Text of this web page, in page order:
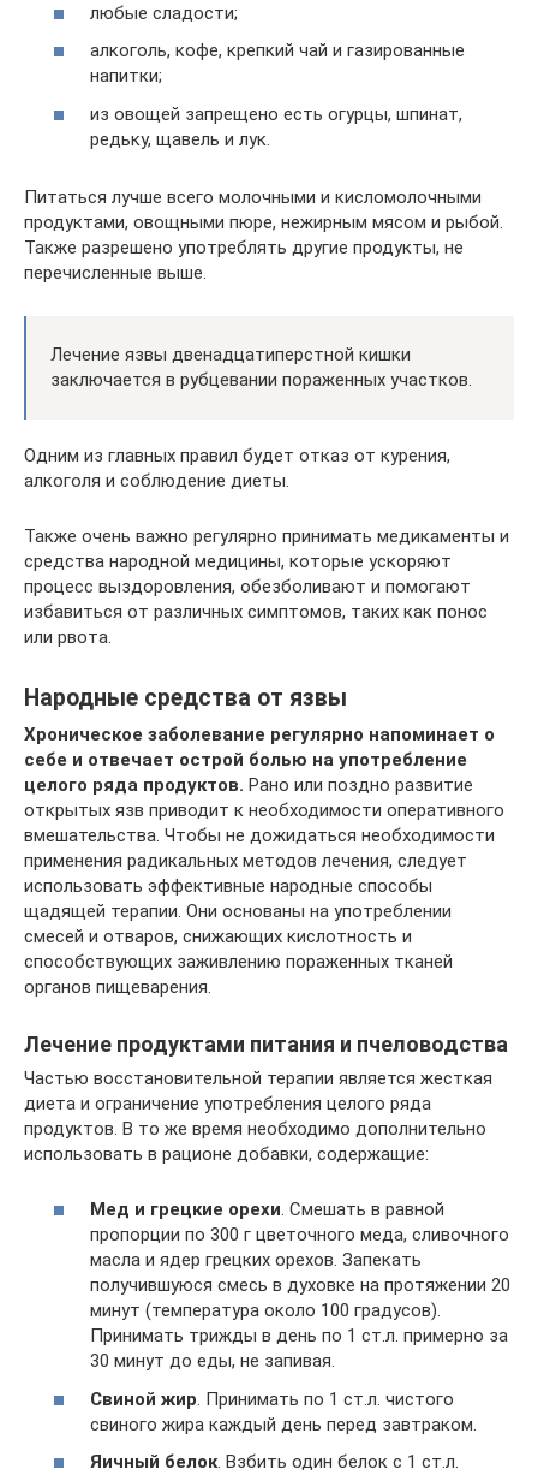
любые сладости;
алкоголь, кофе, крепкий чай и газированные
напитки;
из овощей запрещено есть огурцы, шпинат,
редьку, щавель и лук.
Питаться лучше всего молочными и кисломолочными
продуктами, овощными пюре, нежирным мясом и рыбой.
Также разрешено употреблять другие продукты, не
перечисленные выше.
Лечение язвы двенадцатиперстной кишки
заключается в рубцевании пораженных участков.
Одним из главных правил будет отказ от курения,
алкоголя и соблюдение диеты.
Также очень важно регулярно принимать медикаменты и
средства народной медицины, которые ускоряют
процесс выздоровления, обезболивают и помогают
избавиться от различных симптомов, таких как понос
или рвота.
Народные средства от язвы
Хроническое заболевание регулярно напоминает о
себе и отвечает острой болью на употребление
целого ряда продуктов. Рано или поздно развитие
открытых язв приводит к необходимости оперативного
вмешательства. Чтобы не дожидаться необходимости
применения радикальных методов лечения, следует
использовать эффективные народные способы
щадящей терапии. Они основаны на употреблении
смесей и отваров, снижающих кислотность и
способствующих заживлению пораженных тканей
органов пищеварения.
Лечение продуктами питания и пчеловодства
Частью восстановительной терапии является жесткая
диета и ограничение употребления целого ряда
продуктов. В то же время необходимо дополнительно
использовать в рационе добавки, содержащие:
Мед и грецкие орехи. Смешать в равной
пропорции по 300 г цветочного меда, сливочного
масла и ядер грецких орехов. Запекать
получившуюся смесь в духовке на протяжении 20
минут (температура около 100 градусов).
Принимать трижды в день по 1 ст.л. примерно за
30 минут до еды, не запивая.
Свиной жир . Принимать по 1 ст.л. чистого
свиного жира каждый день перед завтраком.
Яичный белок. Взбить один белок с 1 ст.л.